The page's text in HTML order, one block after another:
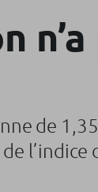
de
l’indice